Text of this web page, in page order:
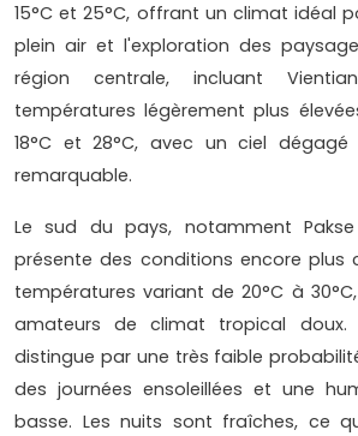
15°C et 25°C, offrant un climat idéal
plein air et l'exploration des
région centrale, incluant
températures légèrement plus
18°C et 28°C, avec un ciel
remarquable.
Le sud du pays, notamment
présente des conditions encore plus
températures variant de 20°C à
amateurs de climat tropical doux.
distingue par une très faible
des journées ensoleillées et une
basse. Les nuits sont fraîches, ce